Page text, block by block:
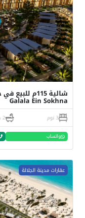
Galala Ein Sokhna
3 نوم 2 حمام
واتساب
عقارات مدينة الجلالة